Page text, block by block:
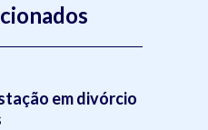
em divórcio